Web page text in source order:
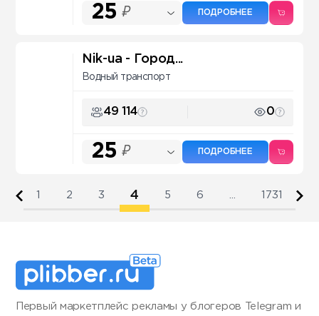
25 ₽ ПОДРОБНЕЕ
Nik-ua - Город...
Водный транспорт
49 114 0
25 ₽ ПОДРОБНЕЕ
2 3 4 5 6 1731
Первый маркетплейс рекламы у блогеров Telegram и